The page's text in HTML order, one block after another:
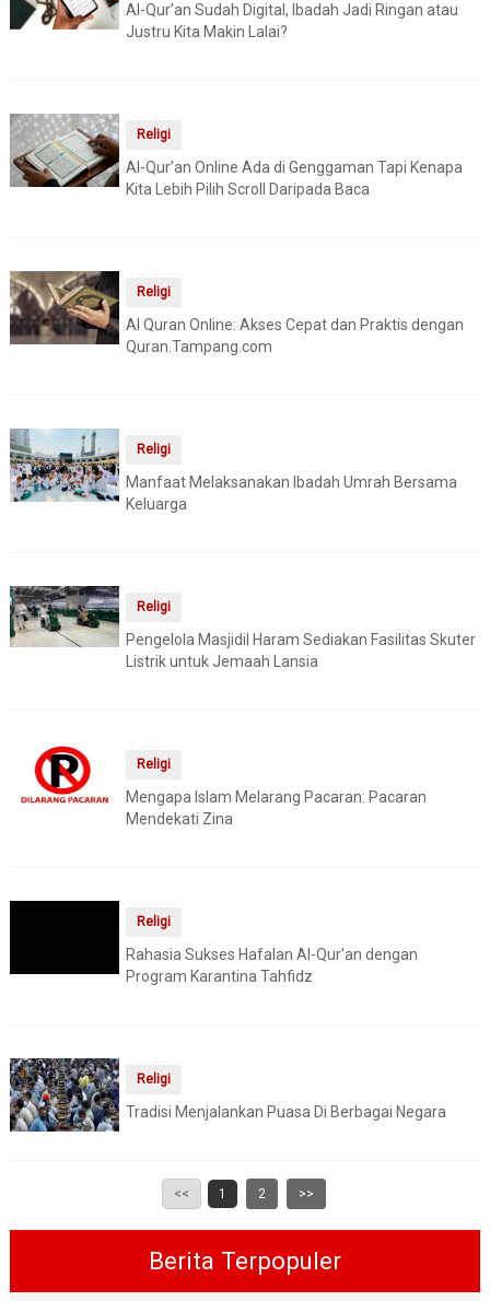
Al-Qur’an Sudah Digital, Ibadah Jadi Ringan atau
Justru Kita Makin Lalai?
Religi
Al-Qur’an Online Ada di Genggaman Tapi Kenapa
Kita Lebih Pilih Scroll Daripada Baca
Religi
Al Quran Online: Akses Cepat dan Praktis dengan
Quran.Tampang.com
Religi
Manfaat Melaksanakan Ibadah Umrah Bersama
Keluarga
Religi
Pengelola Masjidil Haram Sediakan Fasilitas Skuter
Listrik untuk Jemaah Lansia
Religi
Mengapa Islam Melarang Pacaran: Pacaran
Mendekati Zina
Religi
Rahasia Sukses Hafalan Al-Qur'an dengan
Program Karantina Tahfidz
Religi
Tradisi Menjalankan Puasa Di Berbagai Negara
<< 1 2 >>
Berita Terpopuler